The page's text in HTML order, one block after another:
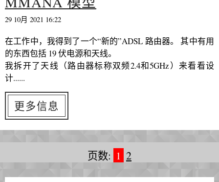
29 10月 2021 16:22
在工作中，我得到了一个“新的”ADSL 路由器。 其中有用
的东西包括 19 伏电源和天线。
我拆开了天线（路由器标称双频2.4和5GHz）来看看设
计......
更多信息
页数: 1 2